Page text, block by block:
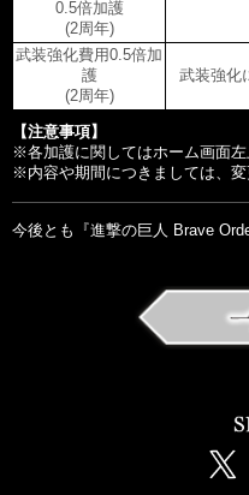
0.5倍加護
(2周年)
武装強化費用0.5倍加
護
(2周年)
武装強化
【注意事項】
※各加護に関してはホーム画面左
※内容や期間につきましては、変
今後とも『進撃の巨人 Brave